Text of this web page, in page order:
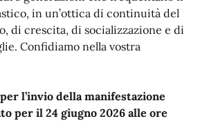
in un’ottica di continuità del
di crescita, di socializzazione e di
Confidiamo nella vostra
l’invio della manifestazione
per il 24 giugno 2026 alle ore